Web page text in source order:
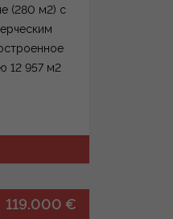
(280 м2) с
12 957 м2
119.000 €